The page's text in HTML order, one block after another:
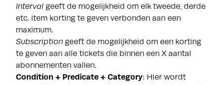
Interval geeft de mogelijkheid om elk tweede, derde
etc. item korting te geven verbonden aan een
maximum.
Subscription geeft de mogelijkheid om een korting
te geven aan alle tickets die binnen een X aantal
abonnementen vallen.
Condition + Predicate + Category: Hier wordt